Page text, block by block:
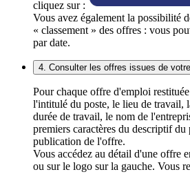
cliquez sur :
Vous avez également la possibilité
« classement » des offres : vous
par date.
4. Consulter les offres issues de
Pour chaque offre d'emploi
l'intitulé du poste, le lieu de travail,
durée de travail, le nom de
premiers caractères du descriptif du
publication de l'offre.
Vous accédez au détail d'une offre
ou sur le logo sur la gauche. Vous